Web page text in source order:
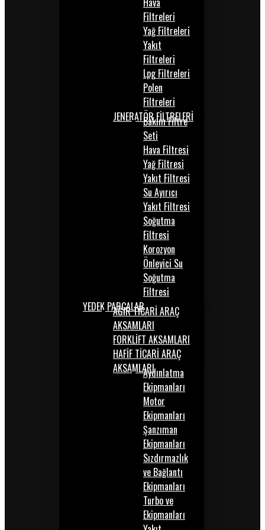
Filtreleri
Yağ Filtreleri
Yakıt
Filtreleri
Lpg Filtreleri
Polen
Filtreleri
JENERATÖR FİLTRELERİ
Bakım Filtre
Seti
Hava Filtresi
Yağ Filtresi
Yakıt Filtresi
Su Ayırıcı
Yakıt Filtresi
Soğutma
Filtresi
Korozyon
Önleyici Su
Soğutma
Filtresi
YEDEK PARÇALARAĞIR TİCARİ ARAÇ
AKSAMLARI
FORKLİFT AKSAMLARI
HAFİF TİCARİ ARAÇ
AKSAMLARIAydınlatma
Ekipmanları
Motor
Ekipmanları
Şanzıman
Ekipmanları
Sızdırmazlık
ve Bağlantı
Ekipmanları
Turbo ve
Ekipmanları